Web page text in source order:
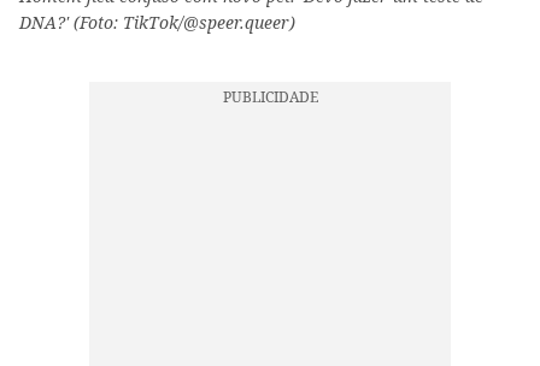
DNA?' (Foto: TikTok/@speer.queer)